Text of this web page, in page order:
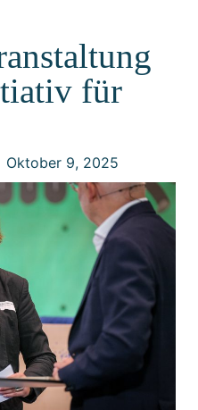
für
Oktober 9, 2025